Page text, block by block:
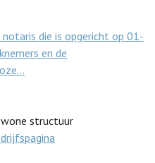
notaris die is opgericht op 01-
en de
structuur